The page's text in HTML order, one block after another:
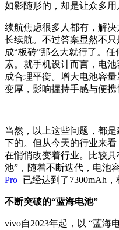
如影随形的，却是让众多用
续航焦虑很多人都有，解
长续航。不过答案显然不
成“板砖”那么大就行了。
素。就手机设计而言，电
成合理平衡。增大电池容
变厚，影响握持手感与便携
当然，以上这些问题，都
下的。但从今天的行业来
在悄悄改变着行业。比较
池”，随着不断迭代，电池
Pro+已经达到了7300mAh，
不断突破的“蓝海电池”
vivo自2023年起，以 “蓝海